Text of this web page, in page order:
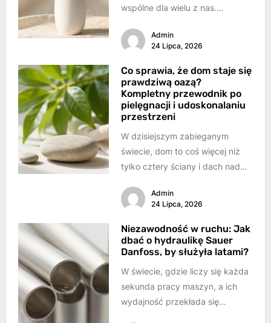
wspólne dla wielu z nas.
tylko zachwycały estetyką,...
Admin
24 Lipca, 2026
Co sprawia, że dom staje się
prawdziwą oazą?
Kompletny przewodnik po
pielęgnacji i udoskonalaniu
przestrzeni
W dzisiejszym zabieganym
świecie, dom to coś więcej niż
tylko cztery ściany i dach nad
miejsce...Admin
24 Lipca, 2026
Niezawodność w ruchu: Jak
dbać o hydraulikę Sauer
Danfoss, by służyła latami?
W świecie, gdzie liczy się każda
sekunda pracy maszyn, a ich
wydajność przekłada się